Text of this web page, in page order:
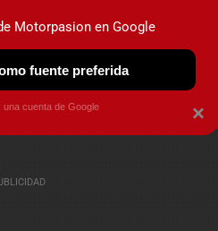
OBSERVATORIO
×
Motorpasion en Google
fuente preferida
una cuenta de Google